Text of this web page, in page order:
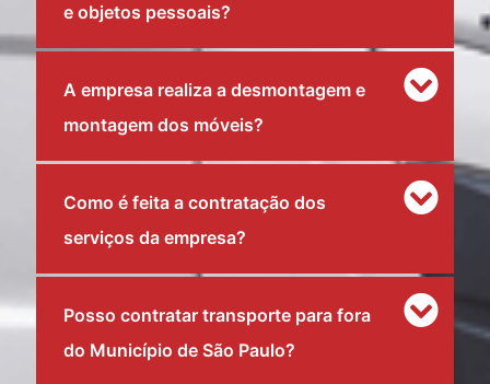
e objetos pessoais?
A empresa realiza a desmontagem e
montagem dos móveis?
Como é feita a contratação dos
serviços da empresa?
Posso contratar transporte para fora
do Município de São Paulo?